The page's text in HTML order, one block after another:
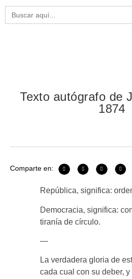
Buscar:
Texto autógrafo de
1874
Comparte en:
República, significa:
Democracia, significa:
tiranía de círculo.
—
La verdadera gloria de
cada cual con su deber,